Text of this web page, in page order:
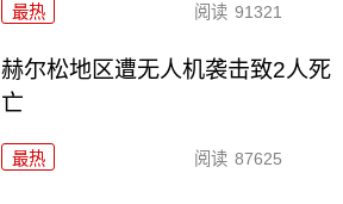
最热 阅读 91321
赫尔松地区遭无人机袭击致2人死
亡
最热 阅读 87625